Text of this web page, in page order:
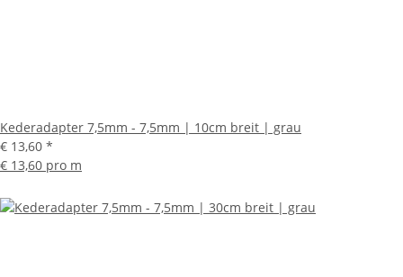
Kederadapter 7,5mm - 7,5mm | 10cm breit | grau
€ 13,60 *
€ 13,60 pro m